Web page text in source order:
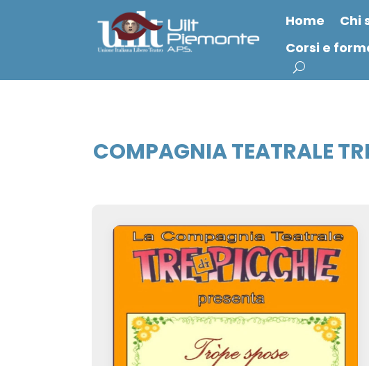
Home Chi
Corsi e
COMPAGNIA TEATRALE